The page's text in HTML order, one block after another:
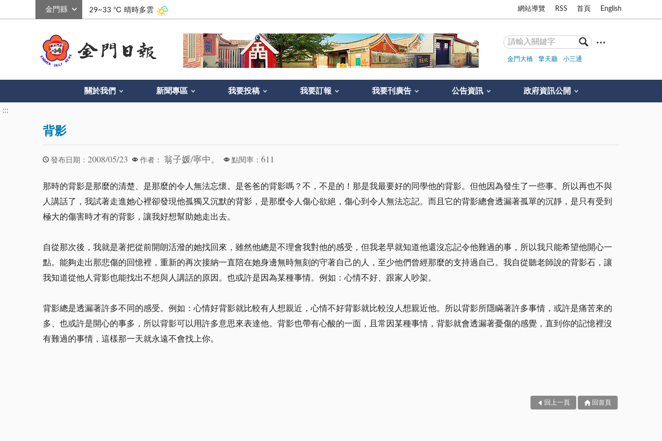
29~33 ℃ 晴時多雲 網站導覽 RSS 首頁 English
金門大橋 擎天廳 小三通
關於我們 新聞專區 我要投稿 我要訂報 我要刊廣告 公告資訊 政府資訊公開
:::
背影
發布日期： 2008/05/23 作者： 翁子媛/寧中。 點閱率： 611
那時的背影是那麼的清楚、是那麼的令人無法忘懷。是爸爸的背影嗎？不，不是的！那是我最要好的同學他的背影。但他因為發生了一些事。所以再也不與
人講話了，我試著走進她心裡卻發現他孤獨又沉默的背影，是那麼令人傷心欲絕，傷心到令人無法忘記。而且它的背影總會透漏著孤單的沉靜，是只有受到
極大的傷害時才有的背影，讓我好想幫助她走出去。
自從那次後，我就是著把從前開朗活潑的她找回來，雖然他總是不理會我對他的感受，但我老早就知道他還沒忘記令他難過的事，所以我只能希望他開心一
點。能夠走出那悲傷的回憶裡，重新的再次接納一直陪在她身邊無時無刻的守著自己的人，至少他們曾經那麼的支持過自己。我自從聽老師說的背影石，讓
我知道從他人背影也能找出不想與人講話的原因。也或許是因為某種事情。例如：心情不好、跟家人吵架。
背影總是透漏著許多不同的感受。例如：心情好背影就比較有人想親近，心情不好背影就比較沒人想親近他。所以背影所隱瞞著許多事情，或許是痛苦來的
多、也或許是開心的事多，所以背影可以用許多意思來表達他。背影也帶有心酸的一面，且常因某種事情，背影就會透漏著憂傷的感覺，直到你的記憶裡沒
有難過的事情，這樣那一天就永遠不會找上你。
回上一頁 回首頁